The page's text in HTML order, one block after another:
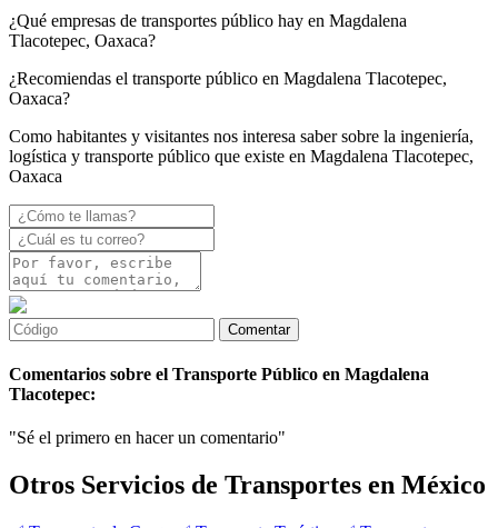
¿Qué empresas de transportes público hay en Magdalena
Tlacotepec, Oaxaca?
¿Recomiendas el transporte público en Magdalena Tlacotepec,
Oaxaca?
Como habitantes y visitantes nos interesa saber sobre la ingeniería,
logística y transporte público que existe en Magdalena Tlacotepec,
Oaxaca
Comentarios sobre el Transporte Público en Magdalena
Tlacotepec:
"Sé el primero en hacer un comentario"
Otros Servicios de Transportes en México